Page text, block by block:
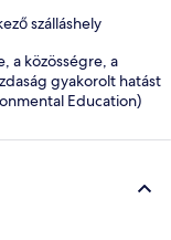
szálláshely
a közösségre, a
gyakorolt hatást
Education)